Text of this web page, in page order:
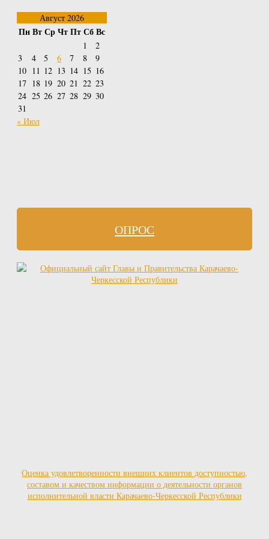
Август 2026
ПнВтСрЧтПтСбВс
1
2
3
4 5 6 7 8
9
10 11 12 13 14 15 16
17 18 19 20 21 22 23
24 25 26 27 28 29 30
31
« Июл
ОПРОС
Оценка удовлетворенности внешних клиентов доступностью,
составом и качеством информации о деятельности органов
исполнительной власти Карачаево-Черкесской Республики